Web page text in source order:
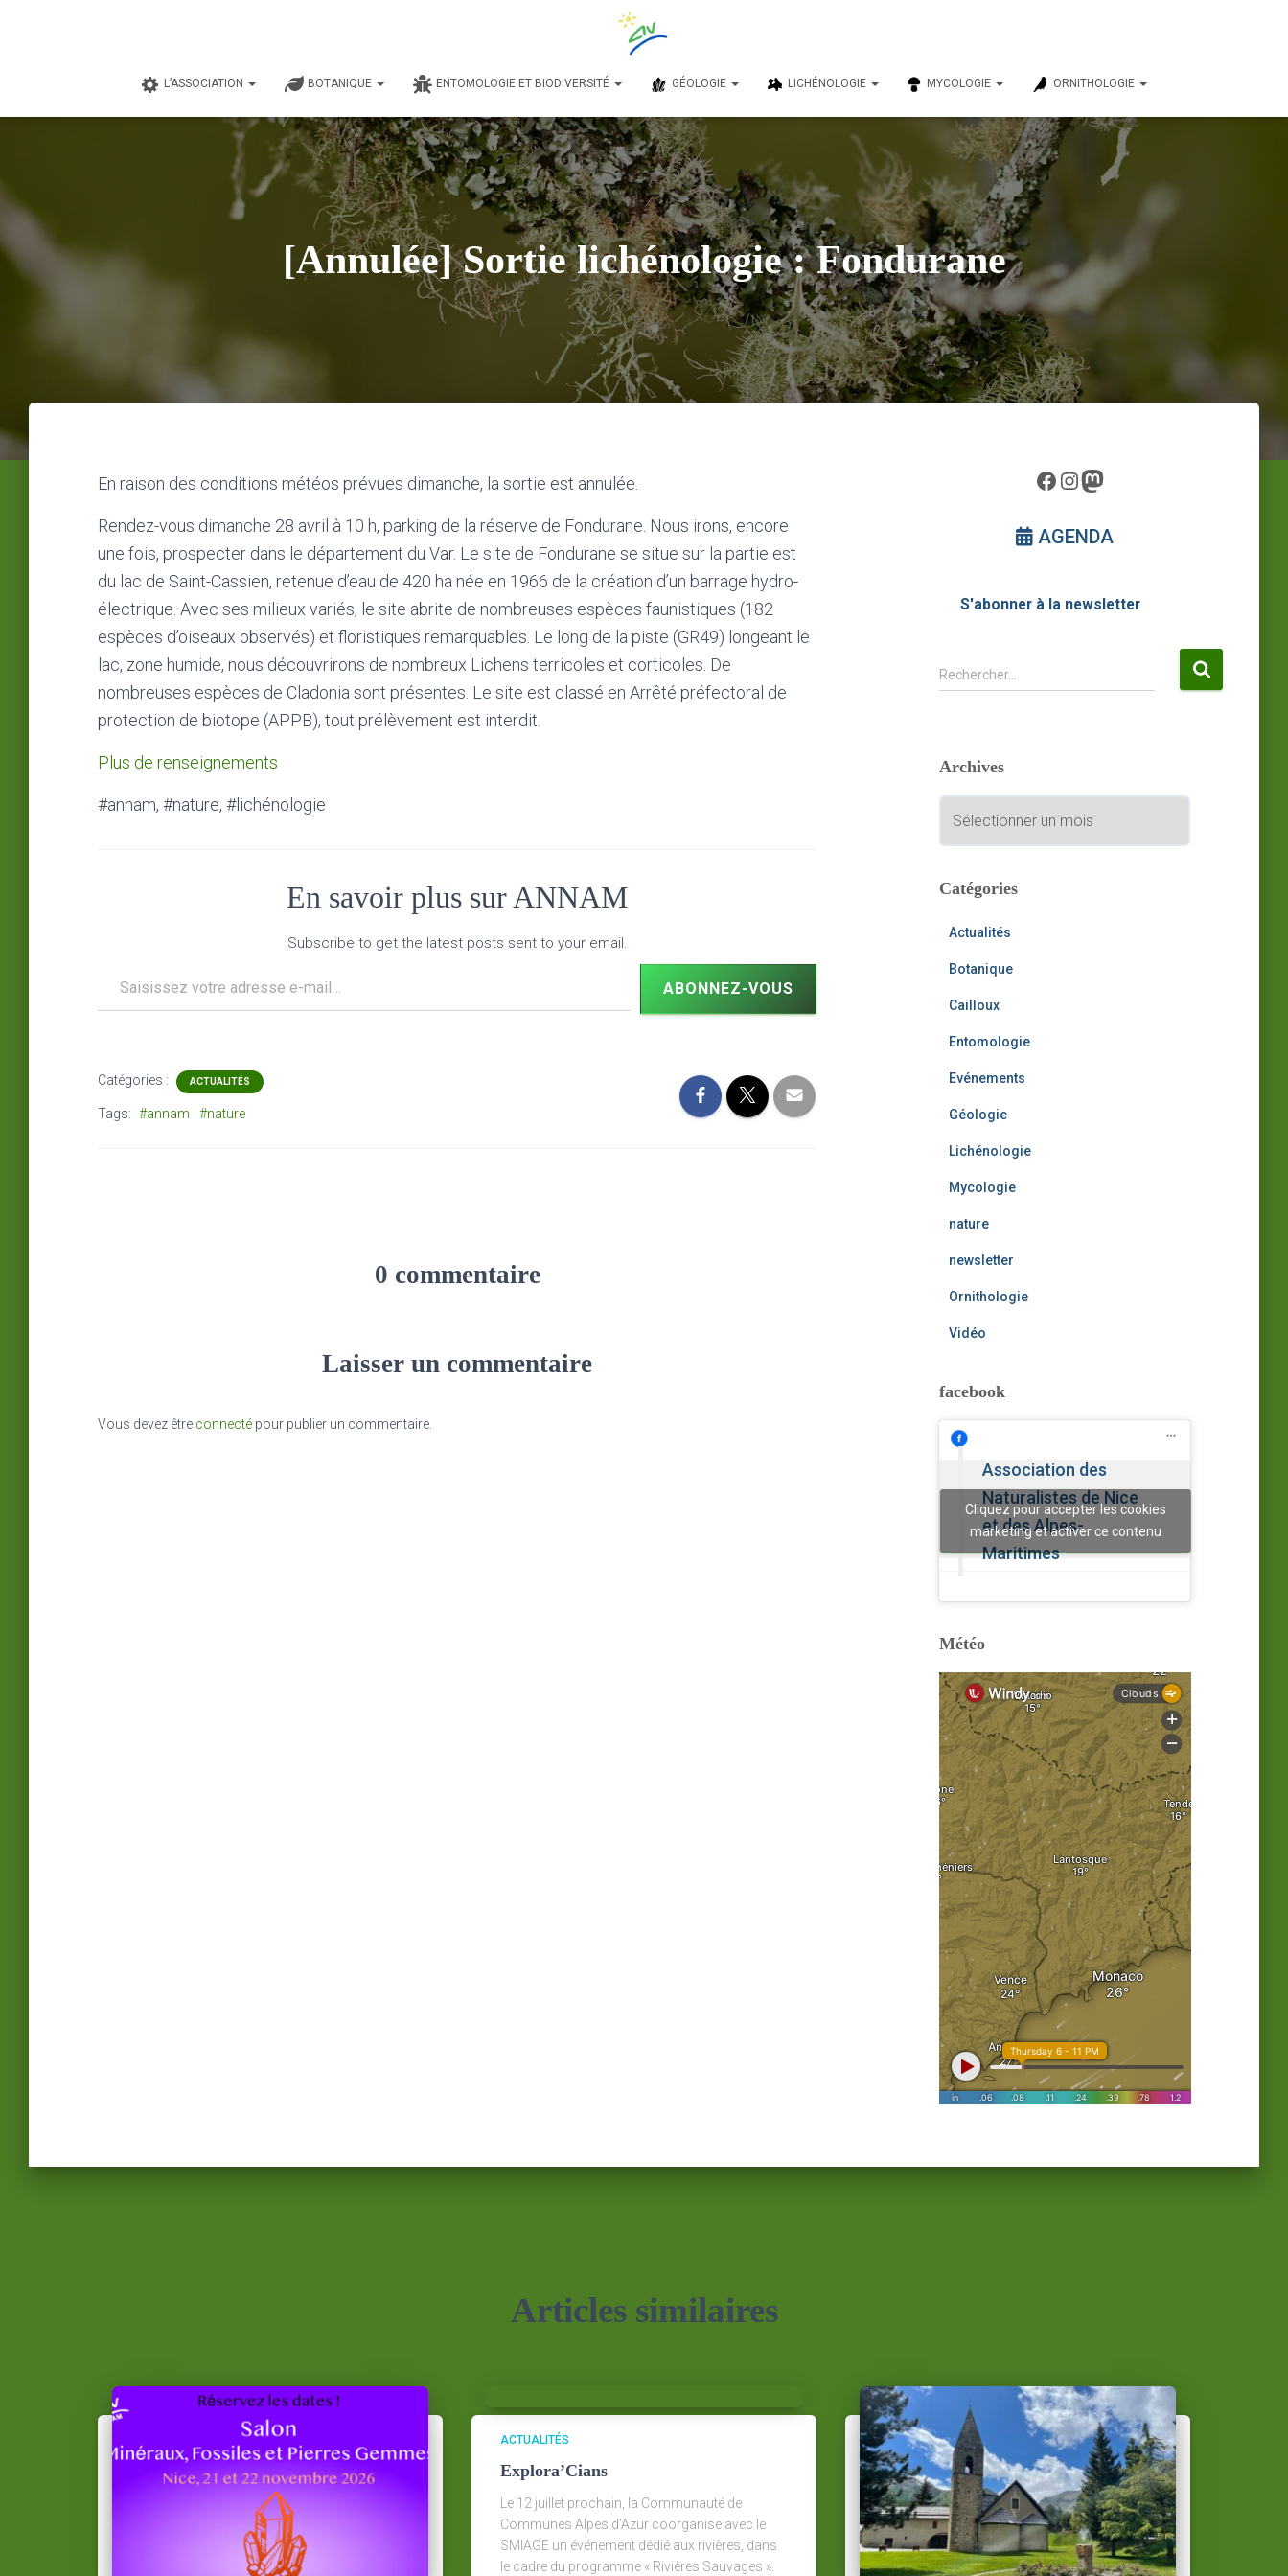
L’ASSOCIATION BOTANIQUE ENTOMOLOGIE ET BIODIVERSITÉ GÉOLOGIE LICHÉNOLOGIE MYCOLOGIE ORNITHOLOGIE
[Annulée] Sortie lichénologie : Fondurane
En raison des conditions météos prévues dimanche, la sortie est annulée.
Rendez-vous dimanche 28 avril à 10 h, parking de la réserve de Fondurane. Nous irons, encore
une fois, prospecter dans le département du Var. Le site de Fondurane se situe sur la partie est
du lac de Saint-Cassien, retenue d’eau de 420 ha née en 1966 de la création d’un barrage hydro-
électrique. Avec ses milieux variés, le site abrite de nombreuses espèces faunistiques (182
espèces d’oiseaux observés) et floristiques remarquables. Le long de la piste (GR49) longeant le
lac, zone humide, nous découvrirons de nombreux Lichens terricoles et corticoles. De
nombreuses espèces de Cladonia sont présentes. Le site est classé en Arrêté préfectoral de
protection de biotope (APPB), tout prélèvement est interdit.
Plus de renseignements
#annam, #nature, #lichénologie
En savoir plus sur ANNAM
Subscribe to get the latest posts sent to your email.
ABONNEZ-VOUS
Catégories : ACTUALITÉS
Tags: #annam #nature
0 commentaire
Laisser un commentaire
Vous devez être connecté pour publier un commentaire.
Facebook InstagramMastodon
AGENDA
S'abonner à la newsletter
R
r
r
:
Rechercher…
Archives
c
iCatégories
Actualités
Botanique
Cailloux
Entomologie
Evénements
Géologie
Lichénologie
Mycologie
nature
newsletter
Ornithologie
Vidéo
facebook
Association des
Naturalistes de Nice
et des Alpes-
Maritimes
Cliquez pour accepter les cookies
marketing et activer ce contenu
Météo
Articles similaires
ACTUALITÉS
Explora’Cians
Le 12 juillet prochain, la Communauté de
Communes Alpes d’Azur coorganise avec le
SMIAGE un événement dédié aux rivières, dans
le cadre du programme « Rivières Sauvages ».